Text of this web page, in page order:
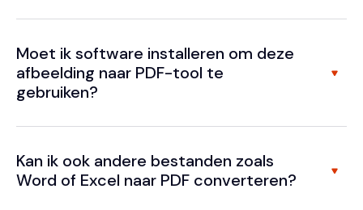
Moet ik software installeren om deze
afbeelding naar PDF-tool te
gebruiken?
Kan ik ook andere bestanden zoals
Word of Excel naar PDF converteren?